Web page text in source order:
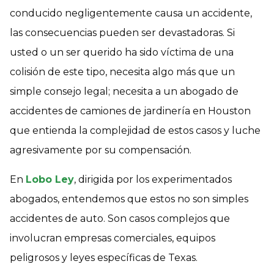
conducido negligentemente causa un accidente,
las consecuencias pueden ser devastadoras. Si
usted o un ser querido ha sido víctima de una
colisión de este tipo, necesita algo más que un
simple consejo legal; necesita a un abogado de
accidentes de camiones de jardinería en Houston
que entienda la complejidad de estos casos y luche
agresivamente por su compensación.
En Lobo Ley, dirigida por los experimentados
abogados, entendemos que estos no son simples
accidentes de auto. Son casos complejos que
involucran empresas comerciales, equipos
peligrosos y leyes específicas de Texas.